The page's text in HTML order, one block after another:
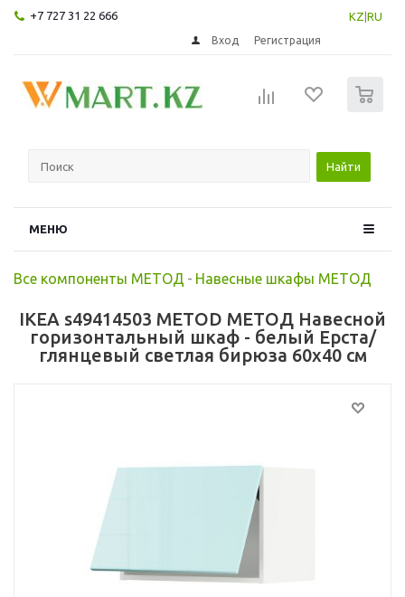
+7 727 31 22 666 KZ RU
Вход Регистрация
Найти
МЕНЮ
Все компоненты МЕТОД - Навесные шкафы МЕТОД
IKEA s49414503 METOD МЕТОД Навесной
горизонтальный шкаф - белый Ерста/
глянцевый светлая бирюза 60x40 см